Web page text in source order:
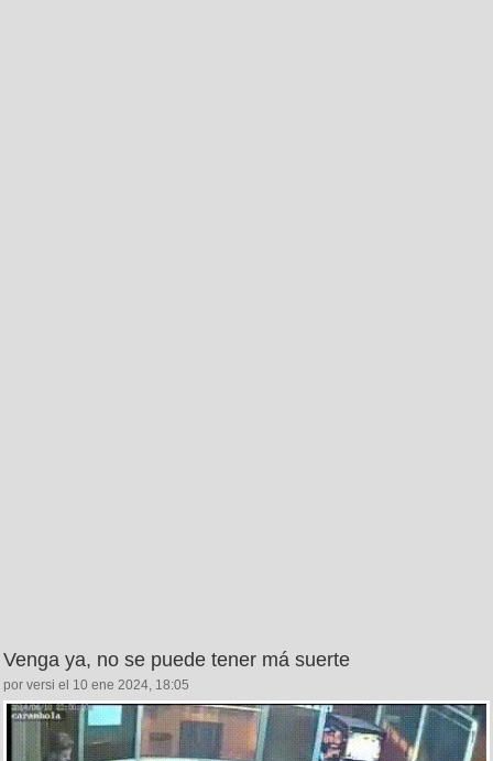
Venga ya, no se puede tener má suerte
por versi el 10 ene 2024, 18:05